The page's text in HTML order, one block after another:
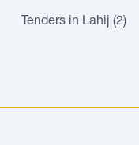
Tenders in Lahij (2)